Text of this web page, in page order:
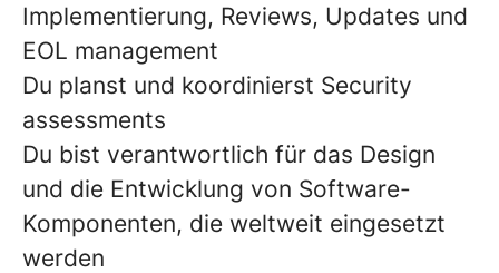
Implementierung, Reviews, Updates und
EOL management
Du planst und koordinierst Security
assessments
Du bist verantwortlich für das Design
und die Entwicklung von Software-
Komponenten, die weltweit eingesetzt
werden